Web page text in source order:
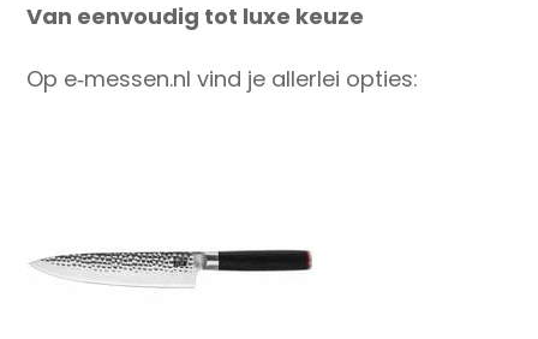
Van eenvoudig tot luxe keuze
Op e‑messen.nl vind je allerlei opties: